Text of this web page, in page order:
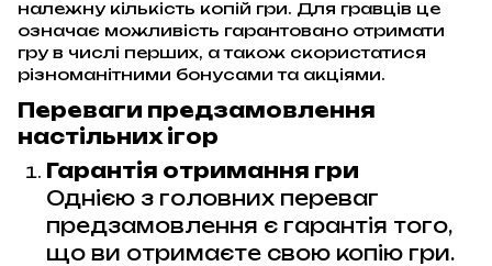
належну кількість копій гри. Для гравців це
означає можливість гарантовано отримати
гру в числі перших, а також скористатися
різноманітними бонусами та акціями.
Переваги предзамовлення
настільних ігор
Гарантія отримання гри
Однією з головних переваг
предзамовлення є гарантія того,
що ви отримаєте свою копію гри.